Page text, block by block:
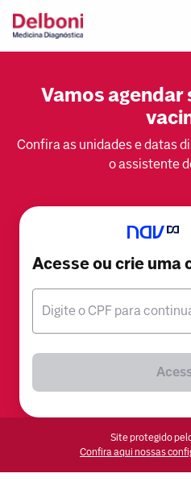
Vamos agendar
Confira as unidades e datas
o assistente
Acesse ou crie uma
Digite o CPF para
Site protegido
Confira aqui nossas